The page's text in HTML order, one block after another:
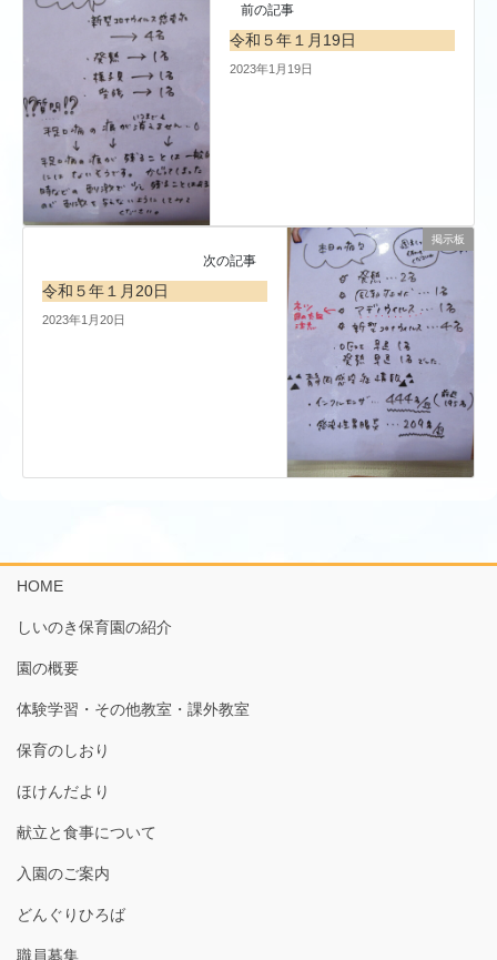
前の記事
令和５年１月19日
2023年1月19日
掲示板
次の記事
令和５年１月20日
2023年1月20日
HOME
しいのき保育園の紹介
園の概要
体験学習・その他教室・課外教室
保育のしおり
ほけんだより
献立と食事について
入園のご案内
どんぐりひろば
職員募集